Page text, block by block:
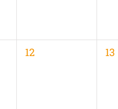
0
12
0
13